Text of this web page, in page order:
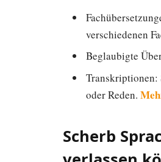
verschiedenen
Beglaubigte
oder Reden.
Scherb